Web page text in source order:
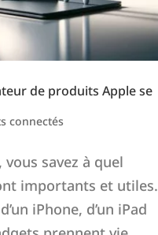
de produits Apple se
connectés
vous savez à quel
importants et utiles.
iPhone, d’un iPad